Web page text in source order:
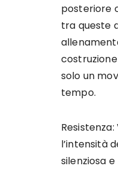
posteriore
tra queste
solo un
tempo.
l’intensità
silenziosa